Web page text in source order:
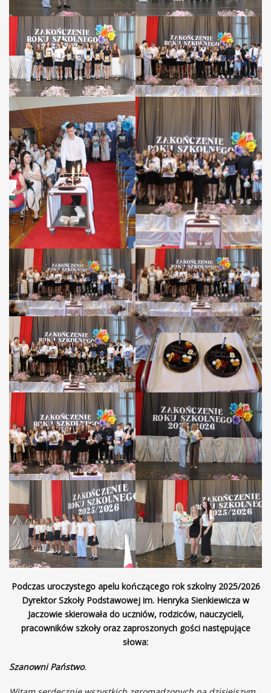
Podczas uroczystego apelu kończącego rok szkolny 2025/2026
Dyrektor Szkoły Podstawowej im. Henryka Sienkiewicza w
Jaczowie skierowała do uczniów, rodziców, nauczycieli,
pracowników szkoły oraz zaproszonych gości następujące
słowa:
Szanowni Państwo.